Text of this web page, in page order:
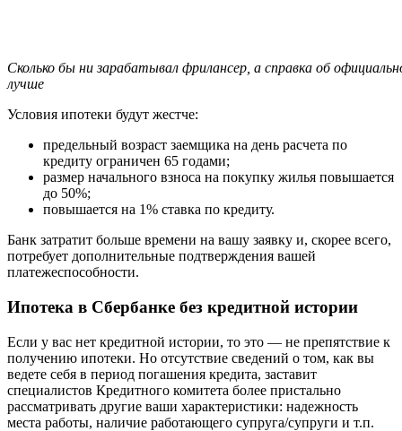
Сколько бы ни зарабатывал фрилансер, а справка об
лучше
Условия ипотеки будут жестче:
предельный возраст заемщика на день расчета по
кредиту ограничен 65 годами;
размер начального взноса на покупку жилья повышается
до 50%;
повышается на 1% ставка по кредиту.
Банк затратит больше времени на вашу заявку и, скорее всего,
потребует дополнительные подтверждения вашей
платежеспособности.
Ипотека в Сбербанке без кредитной истории
Если у вас нет кредитной истории, то это — не препятствие к
получению ипотеки. Но отсутствие сведений о том, как вы
ведете себя в период погашения кредита, заставит
специалистов Кредитного комитета более пристально
рассматривать другие ваши характеристики: надежность
места работы, наличие работающего супруга/супруги и т.п.